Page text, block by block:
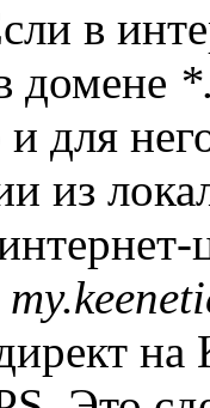
в
домене
и для
из